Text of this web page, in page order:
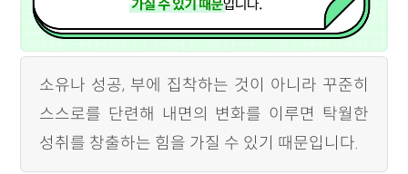
소유나 성공, 부에 집착하는 것이 아니라 꾸준히
스스로를 단련해 내면의 변화를 이루면 탁월한
성취를 창출하는 힘을 가질 수 있기 때문입니다.